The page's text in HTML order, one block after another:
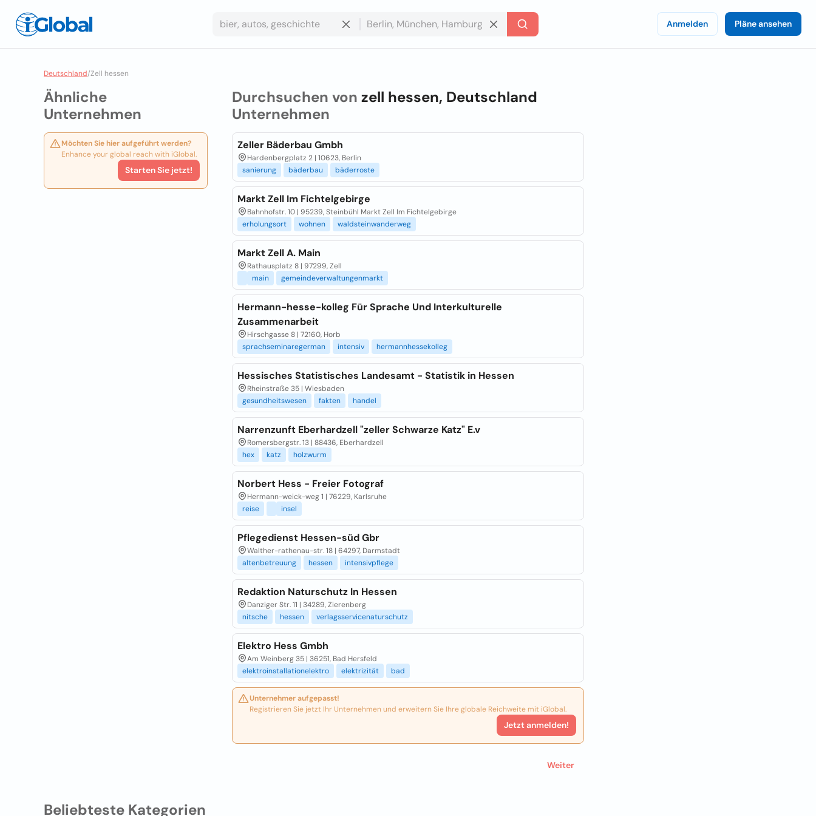
Anmelden Pläne ansehen
Deutschland/Zell hessen
Ähnliche
Unternehmen
Möchten Sie hier aufgeführt werden?
Enhance your global reach with iGlobal.
Starten Sie jetzt!
Durchsuchen von zell hessen, Deutschland
Unternehmen
Zeller Bäderbau Gmbh
Hardenbergplatz 2 | 10623, Berlin
sanierung
bäderbau bäderroste
Markt Zell Im Fichtelgebirge
Bahnhofstr. 10 | 95239, Steinbühl Markt Zell Im Fichtelgebirge
erholungsort
wohnen waldsteinwanderweg
Markt Zell A. Main
Rathausplatz 8 | 97299, Zell
main
gemeindeverwaltungenmarkt
Hermann-hesse-kolleg Für Sprache Und Interkulturelle
Zusammenarbeit
Hirschgasse 8 | 72160, Horb
sprachseminaregerman
intensiv hermannhessekolleg
Hessisches Statistisches Landesamt - Statistik in Hessen
Rheinstraße 35 | Wiesbaden
gesundheitswesen
fakten handel
Narrenzunft Eberhardzell "zeller Schwarze Katz" E.v
Romersbergstr. 13 | 88436, Eberhardzell
hex
katz holzwurm
Norbert Hess - Freier Fotograf
Hermann-weick-weg 1 | 76229, Karlsruhe
reise
insel
Pflegedienst Hessen-süd Gbr
Walther-rathenau-str. 18 | 64297, Darmstadt
altenbetreuung
hessen intensivpflege
Redaktion Naturschutz In Hessen
Danziger Str. 11 | 34289, Zierenberg
nitsche
hessen verlagsservicenaturschutz
Elektro Hess Gmbh
Am Weinberg 35 | 36251, Bad Hersfeld
elektroinstallationelektro
elektrizität bad
Unternehmer aufgepasst!
Registrieren Sie jetzt Ihr Unternehmen und erweitern Sie Ihre globale Reichweite mit iGlobal.
Jetzt anmelden!
Weiter
Beliebteste Kategorien